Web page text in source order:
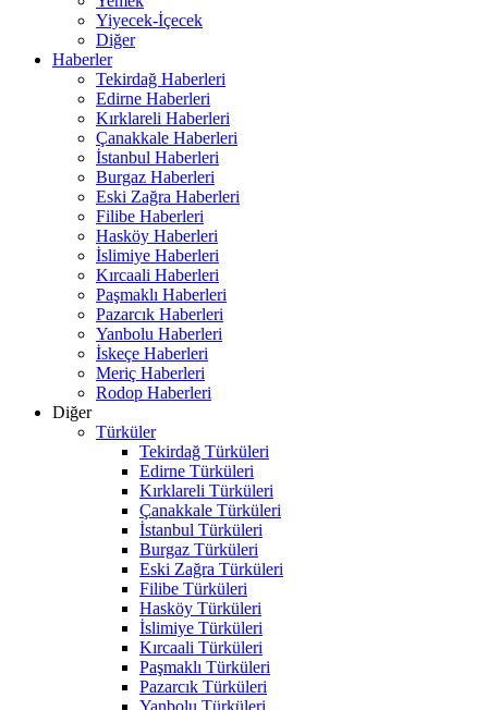
Yiyecek-İçecek
Diğer
Haberler
Tekirdağ Haberleri
Edirne Haberleri
Kırklareli Haberleri
Çanakkale Haberleri
İstanbul Haberleri
Burgaz Haberleri
Eski Zağra Haberleri
Filibe Haberleri
Hasköy Haberleri
İslimiye Haberleri
Kırcaali Haberleri
Paşmaklı Haberleri
Pazarcık Haberleri
Yanbolu Haberleri
İskeçe Haberleri
Meriç Haberleri
Rodop Haberleri
Diğer
Türküler
Tekirdağ Türküleri
Edirne Türküleri
Kırklareli Türküleri
Çanakkale Türküleri
İstanbul Türküleri
Burgaz Türküleri
Eski Zağra Türküleri
Filibe Türküleri
Hasköy Türküleri
İslimiye Türküleri
Kırcaali Türküleri
Paşmaklı Türküleri
Pazarcık Türküleri
Yanbolu Türküleri